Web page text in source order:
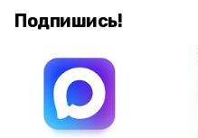
Подпишись!